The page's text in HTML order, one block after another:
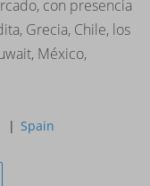
con presencia
Grecia, Chile, los
México,
Spain